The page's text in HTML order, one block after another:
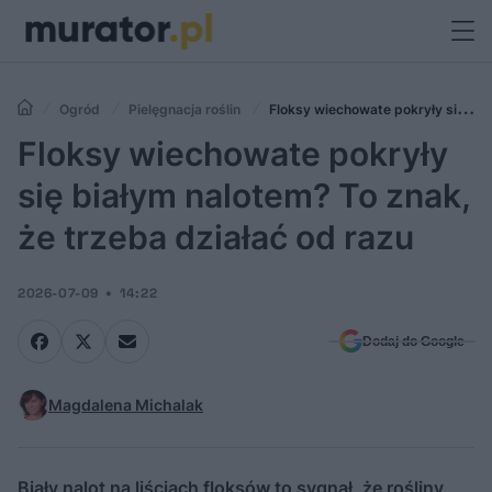
Ogród Pielęgnacja roślin
Floksy wiechowate pokryły się
białym nalotem? To znak, że trzeba działać od razu
Floksy wiechowate pokryły
się białym nalotem? To znak,
że trzeba działać od razu
2026-07-09 14:22
Dodaj do Google
Magdalena Michalak
Biały nalot na liściach floksów to sygnał, że rośliny